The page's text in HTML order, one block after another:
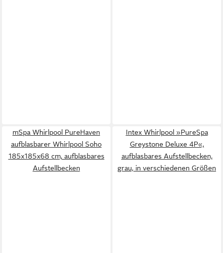
mSpa Whirlpool PureHaven
aufblasbarer Whirlpool Soho
185x185x68 cm, aufblasbares
Aufstellbecken
Intex Whirlpool »PureSpa
Greystone Deluxe 4P«,
aufblasbares Aufstellbecken,
grau, in verschiedenen Größen